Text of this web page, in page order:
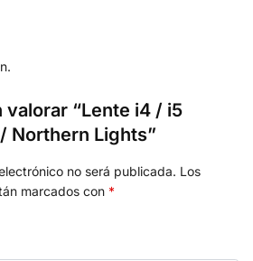
valorar “Lente i4 / i5
Northern Lights”
no será publicada. Los
marcados con *